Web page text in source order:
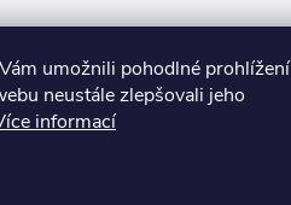
umožnili pohodlné prohlížení
neustále zlepšovali jeho
informací